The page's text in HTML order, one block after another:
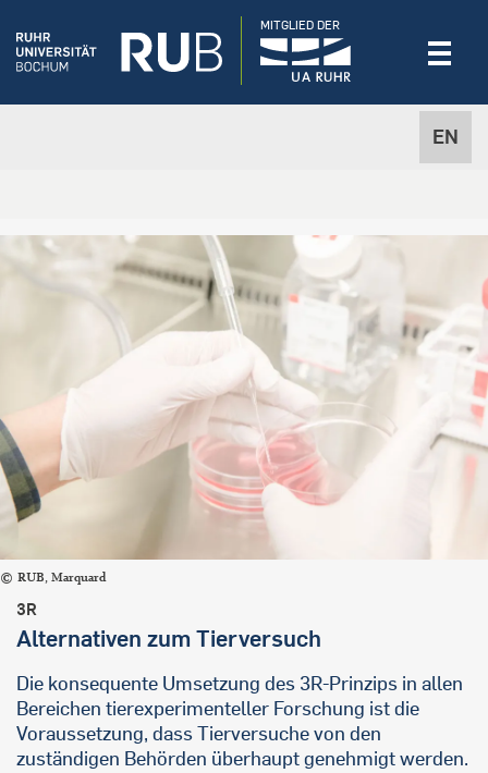
EN
MITGLIED DER
RUB, Marquard
3R
Alternativen zum Tierversuch
Die konsequente Umsetzung des 3R-Prinzips in allen
Bereichen tierexperimenteller Forschung ist die
Voraussetzung, dass Tierversuche von den
zuständigen Behörden überhaupt genehmigt werden.